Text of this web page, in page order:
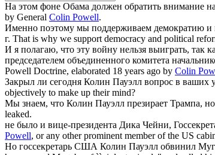
На этом фоне Обама должен обратить внимание
by General Colin Powell.
Именно поэтому мы поддерживаем демократию и
г. That is why we support democracy and political
И я полагаю, что эту войну нельзя выиграть, так
председателем объединенного комитета
Powell Doctrine, elaborated 18 years ago by Colin
Закрыл ли сегодня Колин Пауэлл вопрос в ваших
objectively to make up their mind?
Мы знаем, что Колин Пауэлл презирает Трампа,
leaked.
не было и вице-президента Дика Чейни,
Powell, or any other prominent member of the US
Но госсекретарь США Колин Пауэлл обвинил